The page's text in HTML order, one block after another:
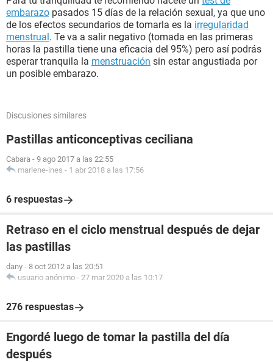
embarazo pasados 15 días de la relación sexual, ya que uno
de los efectos secundarios de tomarla es la irregularidad
menstrual. Te va a salir negativo (tomada en las primeras
horas la pastilla tiene una eficacia del 95%) pero así podrás
esperar tranquila la menstruación sin estar angustiada por
un posible embarazo.
Discusiones similares
Pastillas anticonceptivas ceciliana
Cabara - 9 ago 2017 a las 22:55
marlene-ines - 1 abr 2018 a las 17:56
6 respuestas
Retraso en el ciclo menstrual después de dejar
las pastillas
dany - 8 oct 2012 a las 20:51
usuario anónimo - 27 mar 2020 a las 10:17
276 respuestas
Engordé luego de tomar la pastilla del día
después